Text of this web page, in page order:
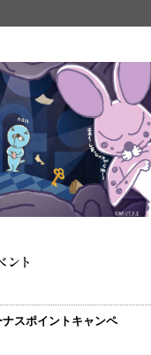
スポイントキャンペ